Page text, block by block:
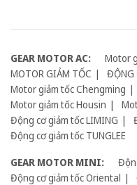
GEAR MOTOR AC:
Motor
MOTOR GIẢM TỐC
ĐỘNG
Motor giảm tốc Chengming
Motor giảm tốc Housin
Động cơ giảm tốc LIMING
Động cơ giảm tốc TUNGLEE
GEAR MOTOR MINI:
Động cơ giảm tốc Oriental